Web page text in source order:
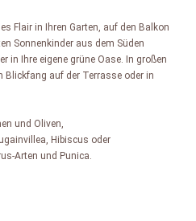
Flair in Ihren Garten, auf den Balkon
Sonnenkinder aus dem Süden
in Ihre eigene grüne Oase. In großen
auf der Terrasse oder in
und Oliven,
Hibiscus oder
Arten und Punica.